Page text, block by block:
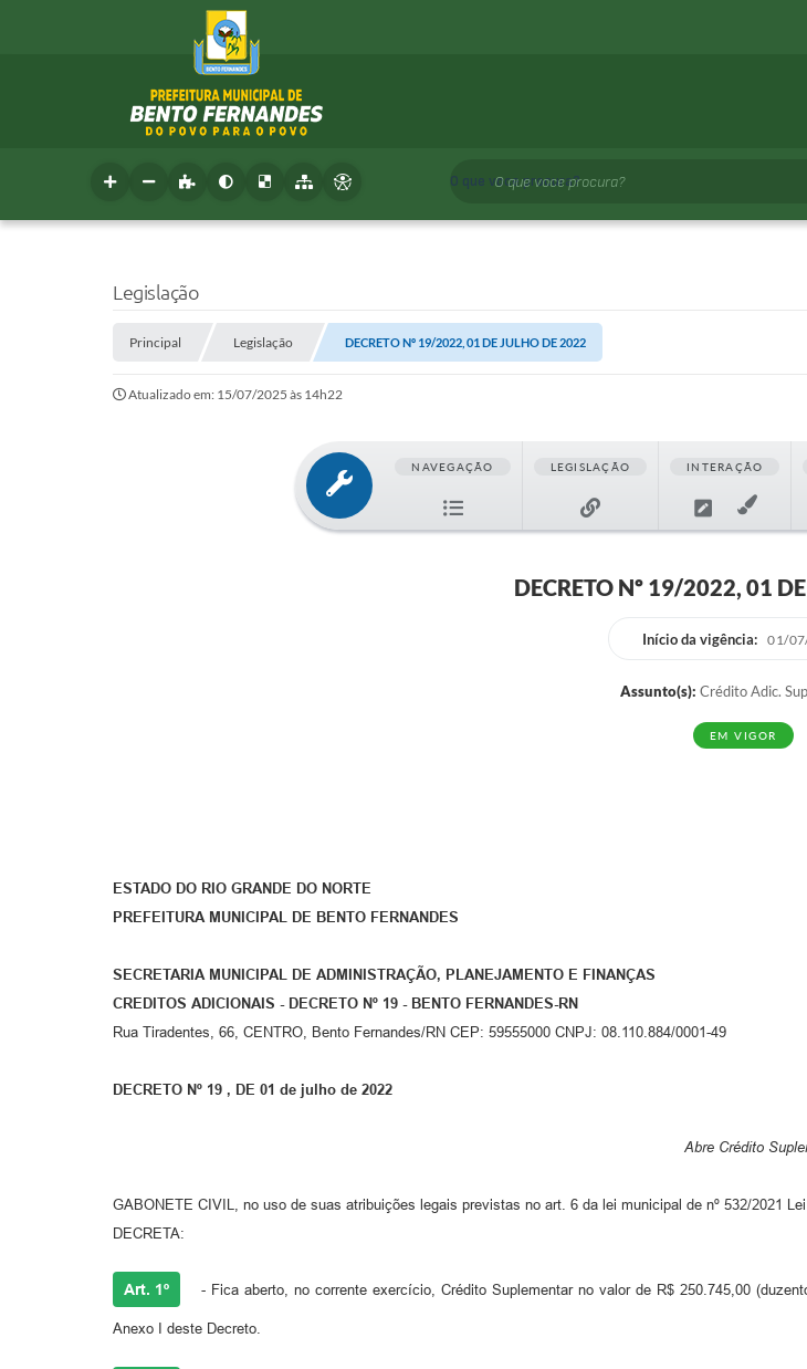
O que voce procura?
Legislação
Principal Legislação DECRETO Nº 19/2022, 01 DE JULHO DE 2022
Atualizado em: 15/07/2025 às 14h22
NAVEGAÇÃO LEGISLAÇÃO INTERAÇÃO
DECRETO Nº 19/2022, 01
Início da vigência: 01/
Assunto(s): Crédito Adic.
EM VIGOR
ESTADO DO RIO GRANDE DO NORTE
PREFEITURA MUNICIPAL DE BENTO FERNANDES
SECRETARIA MUNICIPAL DE ADMINISTRAÇÃO, PLANEJAMENTO E FINANÇAS
CREDITOS ADICIONAIS - DECRETO Nº 19 - BENTO FERNANDES-RN
Rua Tiradentes, 66, CENTRO, Bento Fernandes/RN CEP: 59555000 CNPJ: 08.110.884/0001-49
DECRETO Nº 19 , DE 01 de julho de 2022
Abre Crédito
GABONETE CIVIL, no uso de suas atribuições legais previstas no art. 6 da lei municipal de nº 532/2021
DECRETA:
Art. 1º - Fica aberto, no corrente exercício, Crédito Suplementar no valor de R$ 250.745,00
Anexo I deste Decreto.